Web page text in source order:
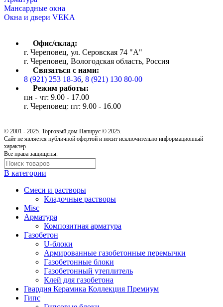
Мансардные окна
Окна и двери VEKA
Офис/склад:
г. Череповец, ул. Серовская 74 "А"
г. Череповец, Вологодская область, Россия
Связаться с нами:
8 (921) 253 18-36, 8 (921) 130 80-00
Режим работы:
пн - чт: 9.00 - 17.00
г. Череповец: пт: 9.00 - 16.00
© 2001 - 2025. Торговый дом Папирус © 2025.
Cайт не является публичной офертой и носит исключительно информационный
характер.
Все права защищены.
В категории
Cмеси и растворы
Кладочные растворы
Misc
Арматура
Композитная арматура
Газобетон
U-блоки
Армированные газобетонные перемычки
Газобетонные блоки
Газобетонный утеплитель
Клей для газобетона
Гвардия Керамика Коллекция Премиум
Гипс